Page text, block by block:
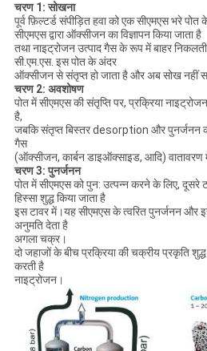
चरण 1: सोखना
पूर्व फ़िल्टर्ड संपीड़ित हवा को एक सीएमएस भरे पोत
सीएमएस द्वारा ऑक्सीजन का विज्ञापन किया जाता है
तथा नाइट्रोजन उत्पाद गैस के रूप में बाहर
सी.एम.एस. इस पोत के अंदर
ऑक्सीजन से संतृप्त हो जाता है और अब सोख नहीं
चरण 2: अवशोषण
पोत में सीएमएस की संतृप्ति पर, प्रक्रिया
है,
जबकि संतृप्त बिस्तर desorption और पुनर्जनन
गैस
(ऑक्सीजन, कार्बन डाइऑक्साइड, आदि) वातावरण
चरण 3: पुनर्जनन
पोत में सीएमएस को पुन: उत्पन्न करने के लिए, दूसरे
हिस्सा शुद्ध किया जाता है
इस टावर में।यह सीएमएस के त्वरित पुनर्जनन और
अनुमति देता है
अगला चक्र।
दो जहाजों के बीच प्रक्रिया की चक्रीय प्रकृति
करती है
नाइट्रोजन।